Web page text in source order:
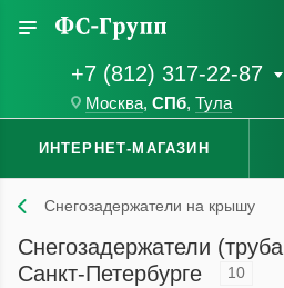
+7 (812) 317-22-87
Москва, СПб, Тула
ИНТЕРНЕТ-МАГАЗИН
Снегозадержатели на крышу
Снегозадержатели
Санкт-Петербурге
10